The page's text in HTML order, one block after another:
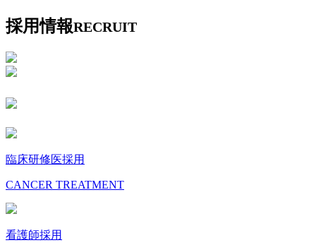
採用情報RECRUIT
臨床研修医採用
CANCER TREATMENT
看護師採用